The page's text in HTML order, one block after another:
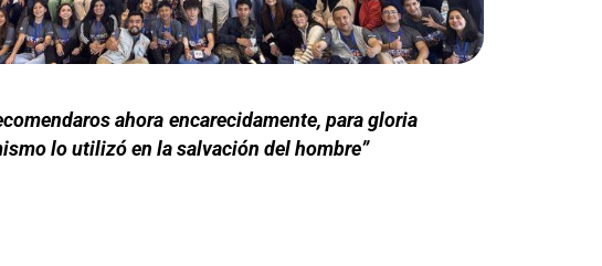
ahora encarecidamente, para gloria
lo utilizó en la salvación del hombre”